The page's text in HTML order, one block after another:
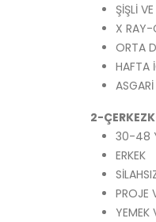
ŞİŞLİ
X RAY-
ORTA
HAFTA
2-
30-48
ERKEK
PROJE
YEMEK